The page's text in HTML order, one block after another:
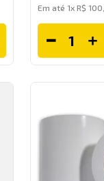
Em até 1x R$ 100